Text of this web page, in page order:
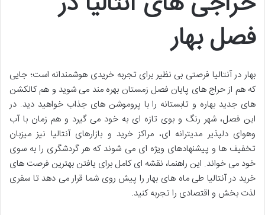
فصل بهار
بهار در آنتالیا فرصتی بی نظیر برای تجربه خریدی هوشمندانه است؛ جایی
که هم از حراج های پایان فصل زمستان بهره مند می شوید و هم کالکشن
های جدید بهاره و تابستانه را با پروموشن های جذاب خواهید دید. در
این فصل، شهر رنگ و بوی تازه ای به خود می گیرد و هم زمان با آب
وهوای دلپذیر مدیترانه ای، مراکز خرید و بازارهای آنتالیا نیز میزبان
تخفیف ها و پیشنهادهای ویژه ای می شوند که هر گردشگری را به سوی
خود می خواند. این راهنما، نقشه ای کامل برای یافتن بهترین فرصت های
خرید در آنتالیا طی ماه های بهار را پیش روی شما قرار می دهد تا سفری
لذت بخش و اقتصادی را تجربه کنید.